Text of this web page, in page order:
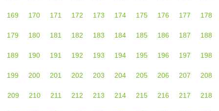
169 170 171 172 173 174 175 176 177 178
179 180 181 182 183 184 185 186 187 188
189 190 191 192 193 194 195 196 197 198
199 200 201 202 203 204 205 206 207 208
209 210 211 212 213 214 215 216 217 218